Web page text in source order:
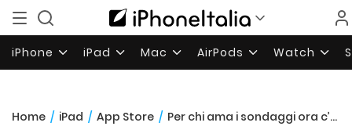
iPhone iPad Mac AirPods Watch
Home / iPad / App Store / Per chi ama i sondaggi ora c’è nPoll